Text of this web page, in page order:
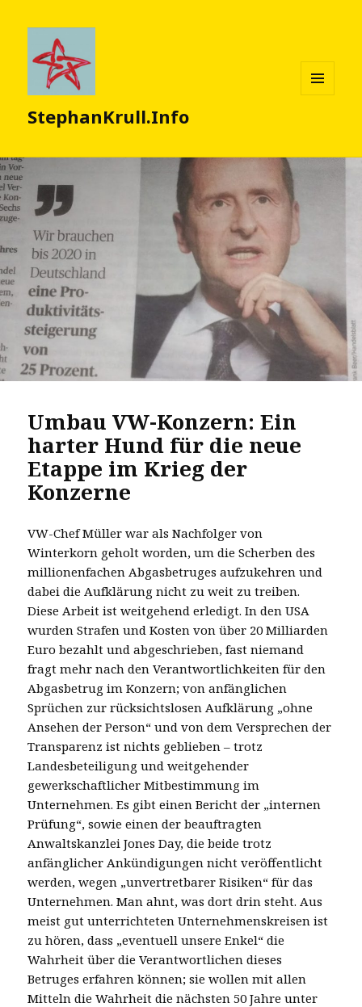
StephanKrull.Info
Umbau VW-Konzern: Ein
harter Hund für die neue
Etappe im Krieg der
Konzerne
VW-Chef Müller war als Nachfolger von
Winterkorn geholt worden, um die Scherben des
millionenfachen Abgasbetruges aufzukehren und
dabei die Aufklärung nicht zu weit zu treiben.
Diese Arbeit ist weitgehend erledigt. In den USA
wurden Strafen und Kosten von über 20 Milliarden
Euro bezahlt und abgeschrieben, fast niemand
fragt mehr nach den Verantwortlichkeiten für den
Abgasbetrug im Konzern; von anfänglichen
Sprüchen zur rücksichtslosen Aufklärung „ohne
Ansehen der Person“ und von dem Versprechen der
Transparenz ist nichts geblieben – trotz
Landesbeteiligung und weitgehender
gewerkschaftlicher Mitbestimmung im
Unternehmen. Es gibt einen Bericht der „internen
Prüfung“, sowie einen der beauftragten
Anwaltskanzlei Jones Day, die beide trotz
anfänglicher Ankündigungen nicht veröffentlicht
werden, wegen „unvertretbarer Risiken“ für das
Unternehmen. Man ahnt, was dort drin steht. Aus
meist gut unterrichteten Unternehmenskreisen ist
zu hören, dass „eventuell unsere Enkel“ die
Wahrheit über die Verantwortlichen dieses
Betruges erfahren können; sie wollen mit allen
Mitteln die Wahrheit die nächsten 50 Jahre unter